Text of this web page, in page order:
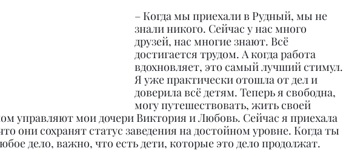
– Когда мы приехали в Рудный, мы не
знали никого. Сейчас у нас много
друзей, нас многие знают. Всё
достигается трудом. А когда работа
вдохновляет, это самый лучший стимул.
Я уже практически отошла от дел и
доверила всё детям. Теперь я свободна,
могу путешествовать, жить своей
управляют мои дочери Виктория и Любовь. Сейчас я приехала
они сохранят статус заведения на достойном уровне. Когда ты
дело, важно, что есть дети, которые это дело продолжат.